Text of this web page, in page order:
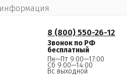
8 (800) 550-26-12
Звонок по РФ
бесплатный
Пн—Пт 9:00—17:00
Сб 9:00—14:00
Вс выходной